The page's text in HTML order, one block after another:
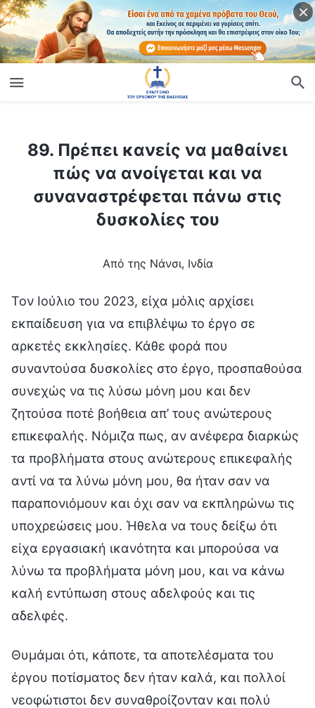
89. Πρέπει κανείς να μαθαίνει
πώς να ανοίγεται και να
συναναστρέφεται πάνω στις
δυσκολίες του
Από της Νάνσι, Ινδία
Τον Ιούλιο του 2023, είχα μόλις αρχίσει
εκπαίδευση για να επιβλέψω το έργο σε
αρκετές εκκλησίες. Κάθε φορά που
συναντούσα δυσκολίες στο έργο, προσπαθούσα
συνεχώς να τις λύσω μόνη μου και δεν
ζητούσα ποτέ βοήθεια απ’ τους ανώτερους
επικεφαλής. Νόμιζα πως, αν ανέφερα διαρκώς
τα προβλήματα στους ανώτερους επικεφαλής
αντί να τα λύνω μόνη μου, θα ήταν σαν να
παραπονιόμουν και όχι σαν να εκπληρώνω τις
υποχρεώσεις μου. Ήθελα να τους δείξω ότι
είχα εργασιακή ικανότητα και μπορούσα να
λύνω τα προβλήματα μόνη μου, και να κάνω
καλή εντύπωση στους αδελφούς και τις
αδελφές.
Θυμάμαι ότι, κάποτε, τα αποτελέσματα του
έργου ποτίσματος δεν ήταν καλά, και πολλοί
νεοφώτιστοι δεν συναθροίζονταν και πολύ